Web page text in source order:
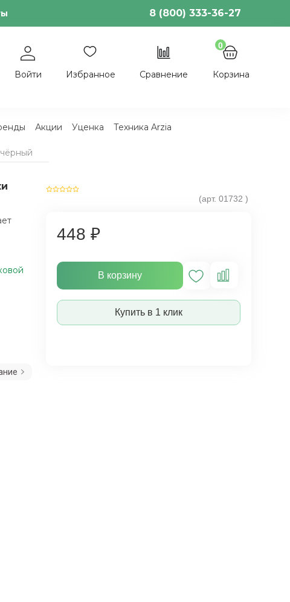
8 (800) 333-36-27
Войти Избранное Сравнение
0
Корзина
Акции Уценка Техника Arzia
(арт. 01732 )
448 ₽
В корзину
Купить в 1 клик